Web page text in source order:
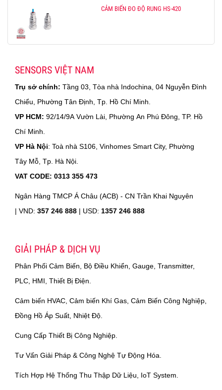
CẢM BIẾN ĐO ĐỘ RUNG HS-420
SENSORS VIỆT NAM
Trụ sở chính: Tầng 03, Tòa nhà Indochina, 04 Nguyễn Đình
Chiểu, Phường Tân Định, Tp. Hồ Chí Minh.
VP HCM: 92/14/9A Vườn Lài, Phường An Phú Đông, TP. Hồ
Chí Minh.
VP Hà Nội: Toà nhà S106, Vinhomes Smart City, Phường
Tây Mỗ, Tp. Hà Nội.
VAT CODE: 0313 355 473
Ngân Hàng TMCP Á Châu (ACB) - CN Trần Khai Nguyên
| VND: 357 246 888 | USD: 1357 246 888
GIẢI PHÁP & DỊCH VỤ
Phân Phối Cảm Biến, Bộ Điều Khiển, Gauge, Transmitter,
PLC, HMI, Thiết Bị Điện.
Cảm biến HVAC, Cảm biến Khí Gas, Cảm Biến Công Nghiệp,
Đồng Hồ Áp Suất, Nhiệt Độ.
Cung Cấp Thiết Bị Công Nghiệp.
Tư Vấn Giải Pháp & Công Nghệ Tự Động Hóa.
Tích Hợp Hệ Thống Thu Thập Dữ Liệu, IoT System.